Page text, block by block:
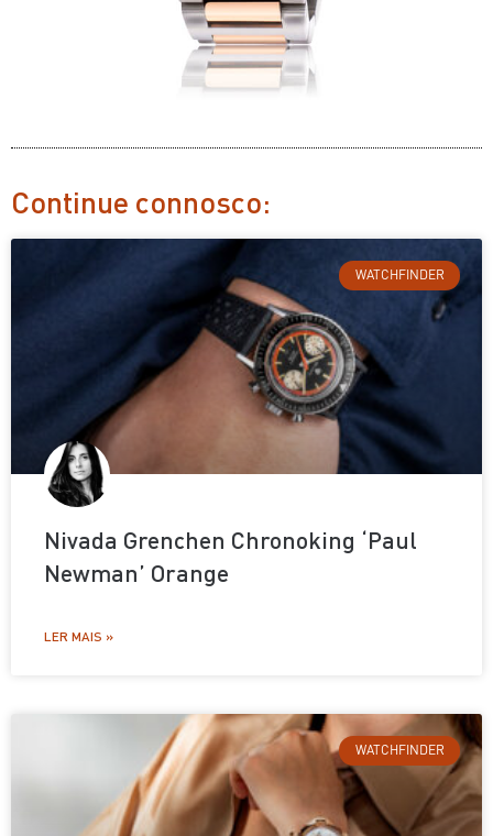
Continue connosco:
WATCHFINDER
Nivada Grenchen Chronoking ‘Paul
Newman’ Orange
LER MAIS »
WATCHFINDER